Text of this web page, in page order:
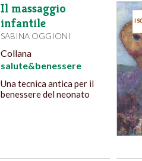
Il massaggio
infantile
SABINA OGGIONI
Collana
salute&benessere
Una tecnica antica per il
benessere del neonato